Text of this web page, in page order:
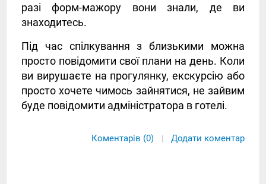
разі форм-мажору вони знали, де ви
знаходитесь.
Під час спілкування з близькими можна
просто повідомити свої плани на день. Коли
ви вирушаєте на прогулянку, екскурсію або
просто хочете чимось зайнятися, не зайвим
буде повідомити адміністратора в готелі.
Коментарів (0) | Додати коментар